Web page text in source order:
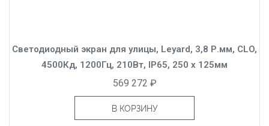
Светодиодный экран для улицы, Leyard, 3,8 Р.мм, CLO,
4500Кд, 1200Гц, 210Вт, IP65, 250 x 125мм
569 272 ₽
В КОРЗИНУ